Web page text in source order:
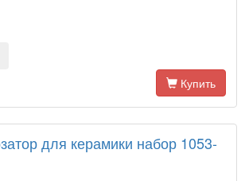
Купить
для керамики набор 1053-